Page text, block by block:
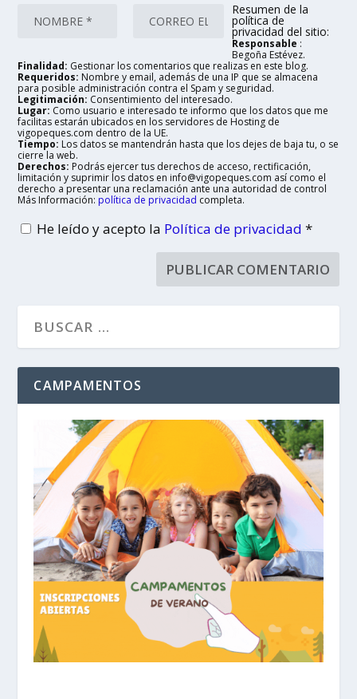
Resumen de la
política de
privacidad del sitio:
Responsable :
Begoña Estévez.
Finalidad: Gestionar los comentarios que realizas en este blog.
Requeridos: Nombre y email, además de una IP que se almacena
para posible administración contra el Spam y seguridad.
Legitimación: Consentimiento del interesado.
Lugar: Como usuario e interesado te informo que los datos que me
facilitas estarán ubicados en los servidores de Hosting de
vigopeques.com dentro de la UE.
Tiempo: Los datos se mantendrán hasta que los dejes de baja tu, o se
cierre la web.
Derechos: Podrás ejercer tus derechos de acceso, rectificación,
limitación y suprimir los datos en info@vigopeques.com así como el
derecho a presentar una reclamación ante una autoridad de control
Más Información: política de privacidad completa.
He leído y acepto la Política de privacidad*
CAMPAMENTOS